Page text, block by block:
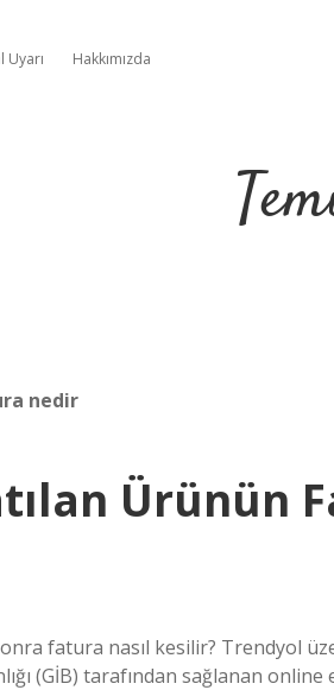
Uyarı Hakkımızda
nedir
Ürünün
fatura nasıl kesilir? Trendyol
(GİB) tarafından sağlanan